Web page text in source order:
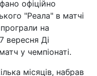
офіційно
"Реала" в матчі
на
вересня Ді
у чемпіонаті.
місяців, набрав